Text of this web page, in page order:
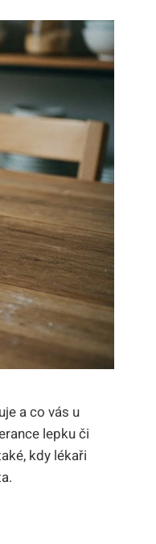
a co vás u
lepku či
kdy lékaři